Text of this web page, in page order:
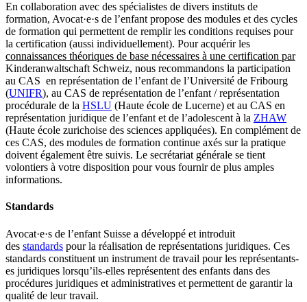
En collaboration avec des spécialistes de divers instituts de
formation, Avocat·e·s de l’enfant propose des modules et des cycles
de formation qui permettent de remplir les conditions requises pour
la certification (aussi individuellement). Pour acquérir les
connaissances théoriques de base nécessaires à une certification par
Kinderanwaltschaft Schweiz, nous recommandons la participation
au CAS en représentation de l’enfant de l’Université de Fribourg
(UNIFR), au CAS de représentation de l’enfant / représentation
procédurale de la HSLU (Haute école de Lucerne) et au CAS en
représentation juridique de l’enfant et de l’adolescent à la ZHAW
(Haute école zurichoise des sciences appliquées). En complément de
ces CAS, des modules de formation continue axés sur la pratique
doivent également être suivis. Le secrétariat générale se tient
volontiers à votre disposition pour vous fournir de plus amples
informations.
Standards
Avocat·e·s de l’enfant Suisse a développé et introduit
des standards pour la réalisation de représentations juridiques. Ces
standards constituent un instrument de travail pour les représentants-
es juridiques lorsqu’ils-elles représentent des enfants dans des
procédures juridiques et administratives et permettent de garantir la
qualité de leur travail.